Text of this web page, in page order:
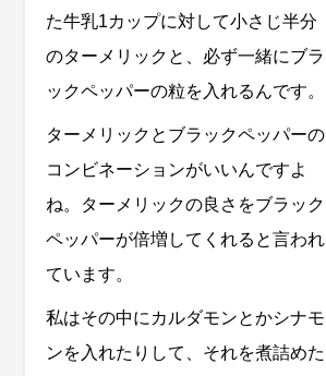
た牛乳1カップに対して小さじ半分
のターメリックと、必ず一緒にブラ
ックペッパーの粒を入れるんです。
ターメリックとブラックペッパーの
コンビネーションがいいんですよ
ね。ターメリックの良さをブラック
ペッパーが倍増してくれると言われ
ています。
私はその中にカルダモンとかシナモ
ンを入れたりして、それを煮詰めた